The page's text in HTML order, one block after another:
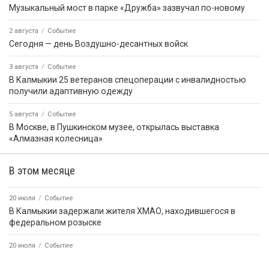
Музыкальный мост в парке «Дружба» зазвучал по-новому
2 августа Событие
Сегодня — день Воздушно-десантных войск
3 августа Событие
В Калмыкии 25 ветеранов спецоперации с инвалидностью
получили адаптивную одежду
5 августа Событие
В Москве, в Пушкинском музее, открылась выставка
«Алмазная колесница»
В этом месяце
20 июля Событие
В Калмыкии задержали жителя ХМАО, находившегося в
федеральном розыске
20 июля Событие